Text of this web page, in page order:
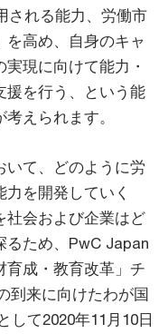
される能力、労働市
高め、自身のキャ
現に向けて能力・
援を行う、という能
えられます。
いて、どのように労
を開発していく
社会および企業はど
るため、PwC Japan
育成・教育改革」チ
到来に向けたわが国
して2020年11月10日